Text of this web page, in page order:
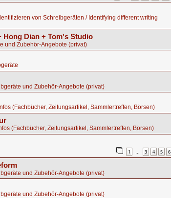
von Schreibgeräten / Identifying different writing
Hong Dian + Tom's Studio
und Zubehör-Angebote (privat)
und Zubehör-Angebote (privat)
(Fachbücher, Zeitungsartikel, Sammlertreffen, Börsen)
(Fachbücher, Zeitungsartikel, Sammlertreffen, Börsen)
1 3 4 5 6
und Zubehör-Angebote (privat)
und Zubehör-Angebote (privat)